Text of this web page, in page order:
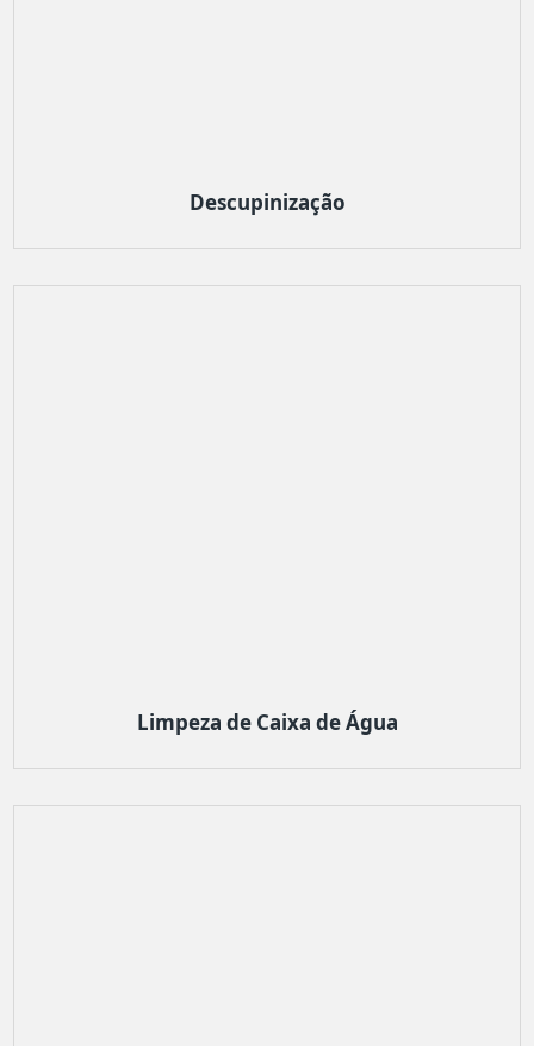
Descupinização
Limpeza de Caixa de Água